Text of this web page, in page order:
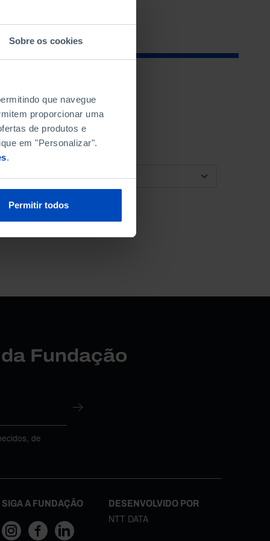
Sobre os cookies
que navegue
proporcionar uma
de produtos e
em "Personalizar".
.
Permitir todos
ORDENAR POR
Fundação
de
SIGA A FUNDAÇÃO DESENVOLVIDO POR
NTT DATA